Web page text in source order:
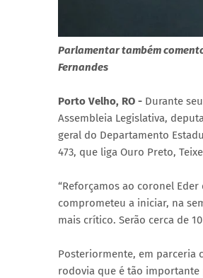
Parlamentar também
Fernandes
Porto Velho, RO - Durante
Assembleia Legislativa,
geral do Departamento
473, que liga Ouro Preto,
“Reforçamos ao coronel
comprometeu a iniciar, na
mais crítico. Serão cerca de
Posteriormente, em parceria
rodovia que é tão importante